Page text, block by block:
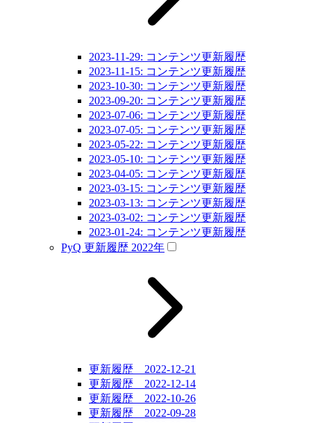
2023-11-29: コンテンツ更新履歴
2023-11-15: コンテンツ更新履歴
2023-10-30: コンテンツ更新履歴
2023-09-20: コンテンツ更新履歴
2023-07-06: コンテンツ更新履歴
2023-07-05: コンテンツ更新履歴
2023-05-22: コンテンツ更新履歴
2023-05-10: コンテンツ更新履歴
2023-04-05: コンテンツ更新履歴
2023-03-15: コンテンツ更新履歴
2023-03-13: コンテンツ更新履歴
2023-03-02: コンテンツ更新履歴
2023-01-24: コンテンツ更新履歴
PyQ 更新履歴 2022年
更新履歴 2022-12-21
更新履歴 2022-12-14
更新履歴 2022-10-26
更新履歴 2022-09-28